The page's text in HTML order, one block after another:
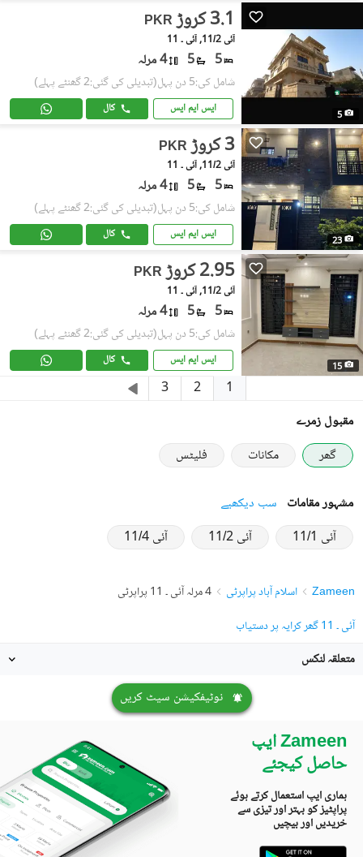
5
PKR 3.1 کروڑ
آئی 11/2, آئی ۔ 11
5
5 4 مرلہ
شامل کی:5 دن پہل (تبدیلی کی گئی:2 گھنٹے پہلے)
ایس ایم ایس کال
23
PKR 3 کروڑ
آئی 11/2, آئی ۔ 11
5
5 4 مرلہ
شامل کی:5 دن پہل (تبدیلی کی گئی:2 گھنٹے پہلے)
ایس ایم ایس کال
15
PKR 2.95 کروڑ
آئی 11/2, آئی ۔ 11
5
5 4 مرلہ
شامل کی:5 دن پہل (تبدیلی کی گئی:2 گھنٹے پہلے)
ایس ایم ایس کال
1
2
3
مقبول زمرے
گھر
مکانات فلیٹس
مشہور مقامات سب دیکھیے
آئی 11/1
آئی 11/2 آئی 11/4
Zameen اسلام آباد پراپرٹی
4 مرلہ آئی ۔ 11 پراپرٹی
آئی ۔ 11 گھر کرایہ پر دستیاب
متعلقہ لنکس
نوٹیفکیشن سیٹ کریں
Zameen ایپ
حاصل کیجئے
ہماری ایپ استعمال کرتے ہوئے
پراپٹیز کو بہتر اور تیزی سے
خریدیں اور بیچیں